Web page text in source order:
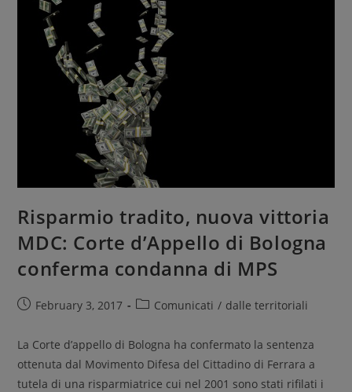
Risparmio tradito, nuova vittoria
MDC: Corte d’Appello di Bologna
conferma condanna di MPS
February 3, 2017 Comunicati / dalle territoriali
La Corte d’appello di Bologna ha confermato la sentenza
ottenuta dal Movimento Difesa del Cittadino di Ferrara a
tutela di una risparmiatrice cui nel 2001 sono stati rifilati i